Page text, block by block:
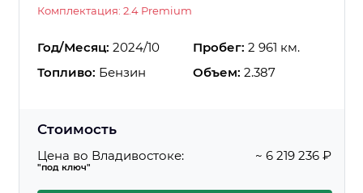
Комплектация: 2.4 Premium
Год/Месяц: 2024/10 Пробег: 2 961 км.
Топливо: Бензин Объем: 2.387
Стоимость
Цена во Владивостоке:
"под ключ"
~ 6 219 236 ₽